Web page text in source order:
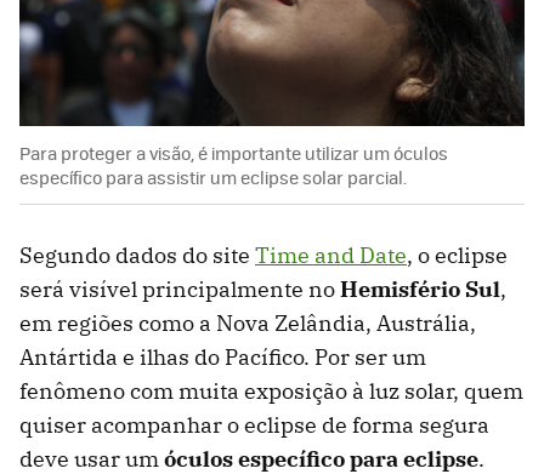
Para proteger a visão, é importante utilizar um óculos
específico para assistir um eclipse solar parcial.
Segundo dados do site Time and Date, o eclipse
será visível principalmente noHemisfério Sul,
em regiões como a Nova Zelândia, Austrália,
Antártida e ilhas do Pacífico. Por ser um
fenômeno com muita exposição à luz solar, quem
quiser acompanhar o eclipse de forma segura
deve usar umóculos específico para eclipse.